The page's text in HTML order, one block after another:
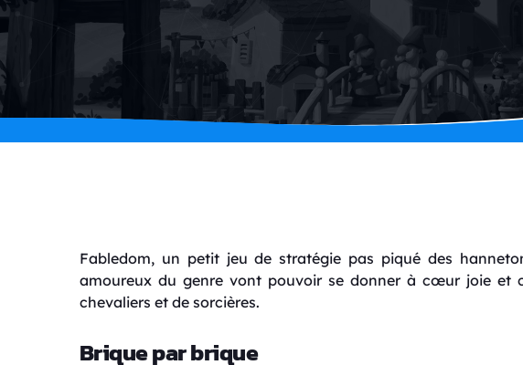
Fabledom, un petit jeu de stratégie pas piqué des
amoureux du genre vont pouvoir se donner à cœur joie et
chevaliers et de sorcières.
Brique par brique